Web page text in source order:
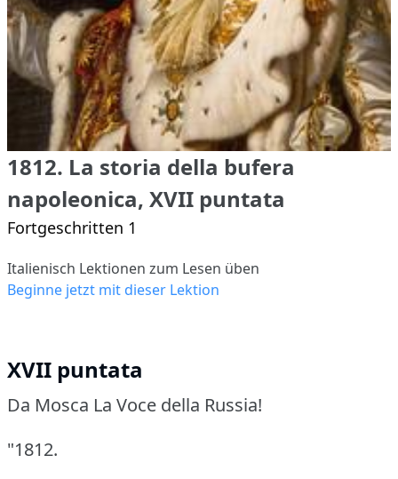
1812. La storia della bufera
napoleonica, XVII puntata
Fortgeschritten 1
Italienisch Lektionen zum Lesen üben
Beginne jetzt mit dieser Lektion
XVII puntata
Da Mosca La Voce della Russia!
"1812.